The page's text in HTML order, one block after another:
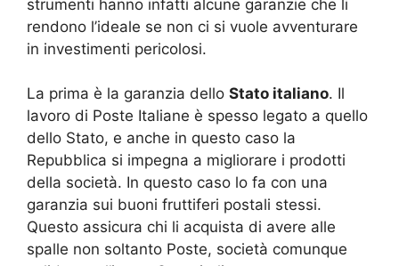
strumenti hanno infatti alcune garanzie che li
rendono l’ideale se non ci si vuole avventurare
in investimenti pericolosi.
La prima è la garanzia dello Stato italiano. Il
lavoro di Poste Italiane è spesso legato a quello
dello Stato, e anche in questo caso la
Repubblica si impegna a migliorare i prodotti
della società. In questo caso lo fa con una
garanzia sui buoni fruttiferi postali stessi.
Questo assicura chi li acquista di avere alle
spalle non soltanto Poste, società comunque